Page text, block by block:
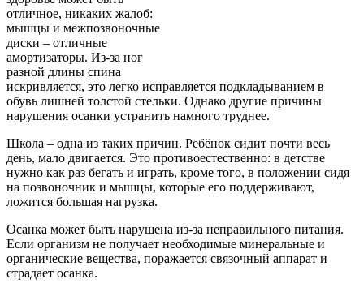
отличное, никаких жалоб:
мышцы и межпозвоночные
диски – отличные
амортизаторы. Из-за ног
разной длины спина
искривляется, это легко исправляется подкладыванием в
обувь лишней толстой стельки. Однако другие причины
нарушения осанки устранить намного труднее.
Школа – одна из таких причин. Ребёнок сидит почти весь
день, мало двигается. Это противоестественно: в детстве
нужно как раз бегать и играть, кроме того, в положении сидя
на позвоночник и мышцы, которые его поддерживают,
ложится большая нагрузка.
Осанка может быть нарушена из-за неправильного питания.
Если организм не получает необходимые минеральные и
органические вещества, поражается связочный аппарат и
страдает осанка.